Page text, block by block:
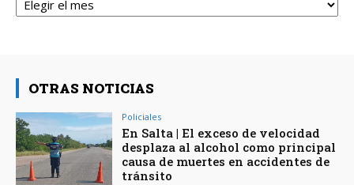
OTRAS NOTICIAS
Policiales
En Salta | El exceso de velocidad
desplaza al alcohol como principal
causa de muertes en accidentes de
tránsito